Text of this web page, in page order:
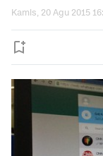
Kamis, 20 Agu 2015